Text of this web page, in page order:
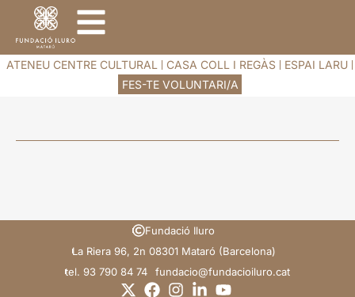
ATENEU CENTRE CULTURAL CASA COLL I REGÀS
ESPAI LARU
FES-TE VOLUNTARI/A
Fundació Iluro
La Riera 96, 2n 08301 Mataró (Barcelona)
tel. 93 790 84 74
tac.orulioicadnuf
@oicadnuf